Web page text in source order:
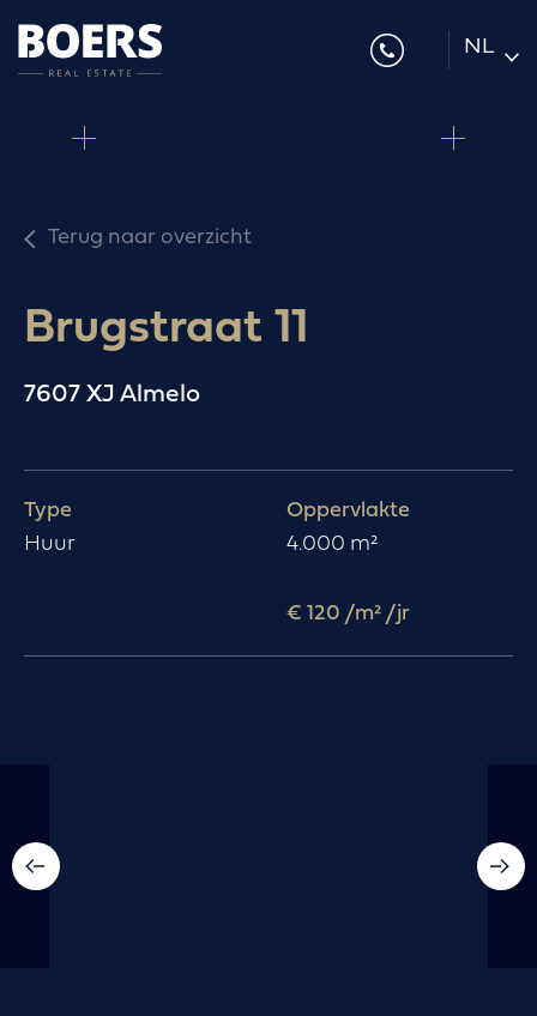
NL
Terug naar overzicht
Brugstraat 11
7607 XJ Almelo
Type
Huur
Oppervlakte
4.000 m²
€ 120 /m² /jr